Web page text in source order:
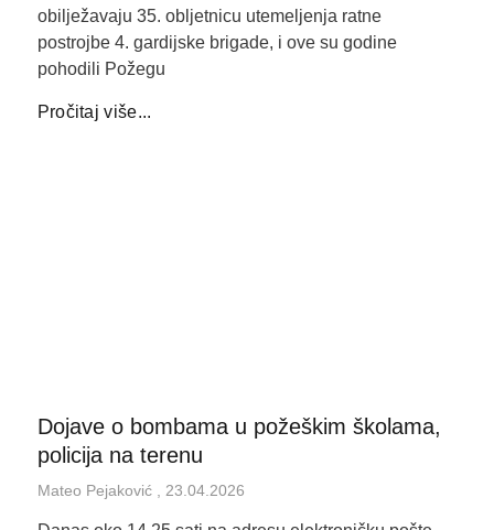
obilježavaju 35. obljetnicu utemeljenja ratne
postrojbe 4. gardijske brigade, i ove su godine
pohodili Požegu
Pročitaj više...
Dojave o bombama u požeškim školama,
policija na terenu
Mateo Pejaković 23.04.2026